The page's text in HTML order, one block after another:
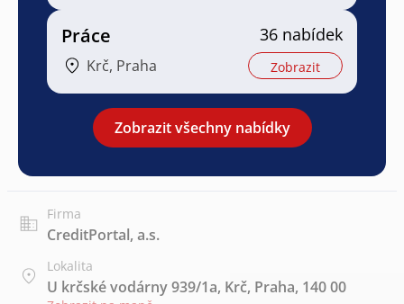
Práce
Krč, Praha
36 nabídek
Zobrazit
Zobrazit všechny nabídky
Firma
CreditPortal, a.s.
Lokalita
U krčské vodárny 939/1a, Krč, Praha, 140 00